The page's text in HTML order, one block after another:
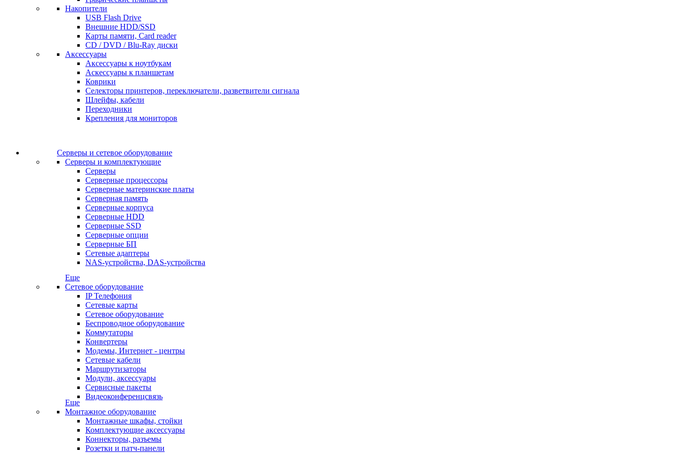
Накопители
USB Flash Drive
Внешние HDD/SSD
Карты памяти, Card reader
CD / DVD / Blu-Ray диски
Аксессуары
Аксессуары к ноутбукам
Аскессуары к планшетам
Коврики
Селекторы принтеров, переключатели, разветвители сигнала
Шлейфы, кабели
Переходники
Крепления для мониторов
Серверы и сетевое оборудование
Серверы и комплектующие
Серверы
Серверные процессоры
Серверные материнские платы
Серверная память
Серверные корпуса
Серверные HDD
Серверные SSD
Серверные опции
Серверные БП
Сетевые адаптеры
NAS-устройства, DAS-устройства
Еще
Сетевое оборудование
IP Телефония
Сетевые карты
Сетевое оборудование
Беспроводное оборудование
Коммутаторы
Конвертеры
Модемы, Интернет - центры
Сетевые кабели
Маршрутизаторы
Модули, аксессуары
Сервисные пакеты
Видеоконференцсвязь
Еще
Монтажное оборудование
Монтажные шкафы, стойки
Комплектующие аксессуары
Коннекторы, разъемы
Розетки и патч-панели